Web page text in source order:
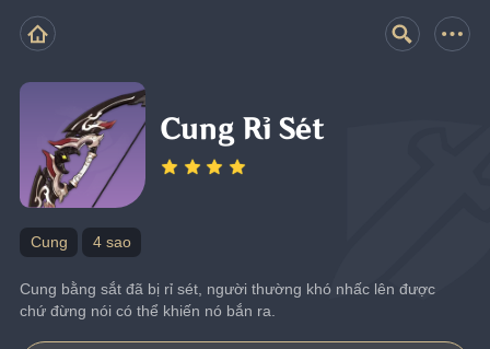
Cung Rỉ Sét
Cung 4 sao
Cung bằng sắt đã bị rỉ sét, người thường khó nhấc lên được
chứ đừng nói có thể khiến nó bắn ra.